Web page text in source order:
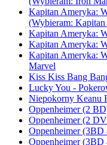
Kapitan Ameryka:
(Wybieram:
Kapitan Ameryka:
Kapitan Ameryka:
Kapitan Ameryka:
Marvel
Kiss Kiss Bang
Lucky You -
Niepokorny Keanu
Oppenheimer (2
Oppenheimer (2
Oppenheimer (3BD
Oppenheimer (3BD